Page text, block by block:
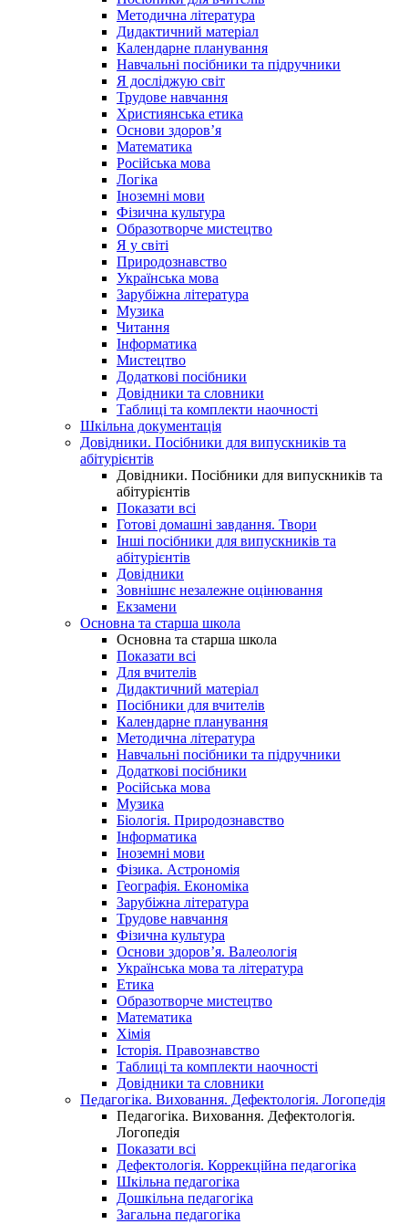
Методична література
Дидактичний матеріал
Календарне планування
Навчальні посібники та підручники
Я досліджую світ
Трудове навчання
Християнська етика
Основи здоров’я
Математика
Російська мова
Логіка
Іноземні мови
Фізична культура
Образотворче мистецтво
Я у світі
Природознавство
Українська мова
Зарубіжна література
Музика
Читання
Інформатика
Мистецтво
Додаткові посібники
Довідники та словники
Таблиці та комплекти наочності
Шкільна документація
Довідники. Посібники для випускників та
абітурієнтів
Довідники. Посібники для випускників та
абітурієнтів
Показати всі
Готові домашні завдання. Твори
Інші посібники для випускників та
абітурієнтів
Довідники
Зовнішнє незалежне оцінювання
Екзамени
Основна та старша школа
Основна та старша школа
Показати всі
Для вчителів
Дидактичний матеріал
Посібники для вчителів
Календарне планування
Методична література
Навчальні посібники та підручники
Додаткові посібники
Російська мова
Музика
Біологія. Природознавство
Інформатика
Іноземні мови
Фізика. Астрономія
Географія. Економіка
Зарубіжна література
Трудове навчання
Фізична культура
Основи здоров’я. Валеологія
Українська мова та література
Етика
Образотворче мистецтво
Математика
Хімія
Історія. Правознавство
Таблиці та комплекти наочності
Довідники та словники
Педагогіка. Виховання. Дефектологія. Логопедія
Педагогіка. Виховання. Дефектологія.
Логопедія
Показати всі
Дефектологія. Коррекційна педагогіка
Шкільна педагогіка
Дошкільна педагогіка
Загальна педагогіка